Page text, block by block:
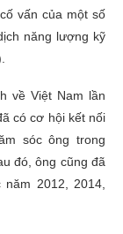
vấn của một số
năng lượng kỹ
về Việt Nam lần
có cơ hội kết nối
sóc ông trong
đó, ông cũng đã
2012, 2014,